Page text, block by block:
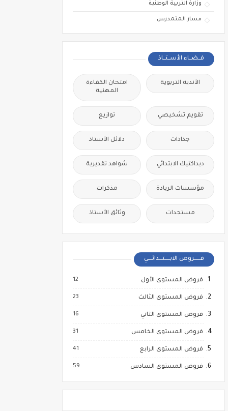
وزارة التربية الوطنية
مسار المتمدرس
فــضــاء الأســتــاذ
الأندية التربوية
امتحان الكفاءة
المهنية
تقويم تشخيصي توازيع
جذاذات دلائل الأستاذ
ديداكتيك الابتدائي شواهد تقديرية
مؤسسات الريادة مذكرات
مستجدات وثائق الأستاذ
فــــــروض الابـــــتـــدائــــي
فروض المستوى الأول 12
فروض المستوى الثالث 23
فروض المستوى الثاني 16
فروض المستوى الخامس 31
فروض المستوى الرابع 41
فروض المستوى السادس 59